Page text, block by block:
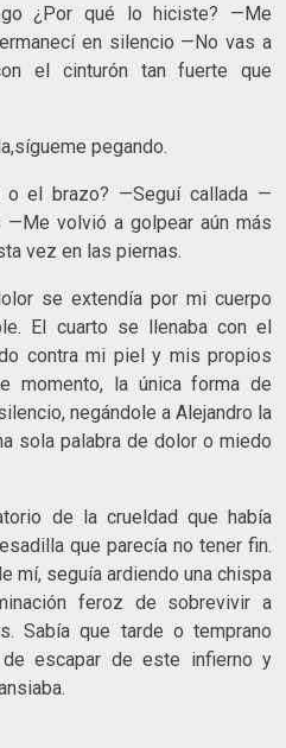
¿Por qué lo hiciste? —Me
en silencio —No vas a
el cinturón tan fuerte que
pegando.
o el brazo? —Seguí callada —
—Me volvió a golpear aún más
vez en las piernas.
se extendía por mi cuerpo
El cuarto se llenaba con el
contra mi piel y mis propios
momento, la única forma de
negándole a Alejandro la
sola palabra de dolor o miedo
de la crueldad que había
que parecía no tener fin.
mí, seguía ardiendo una chispa
feroz de sobrevivir a
Sabía que tarde o temprano
de escapar de este infierno y